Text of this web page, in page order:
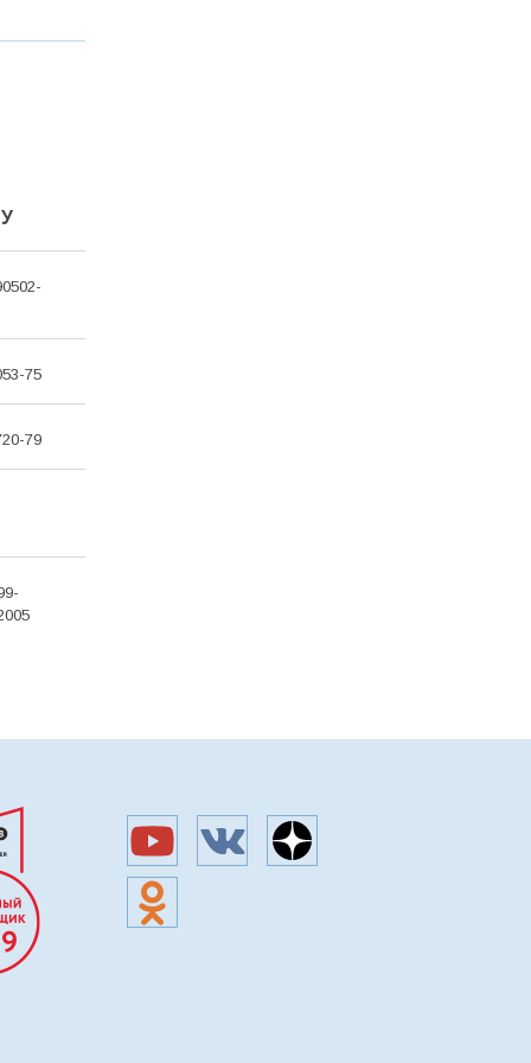
75
79